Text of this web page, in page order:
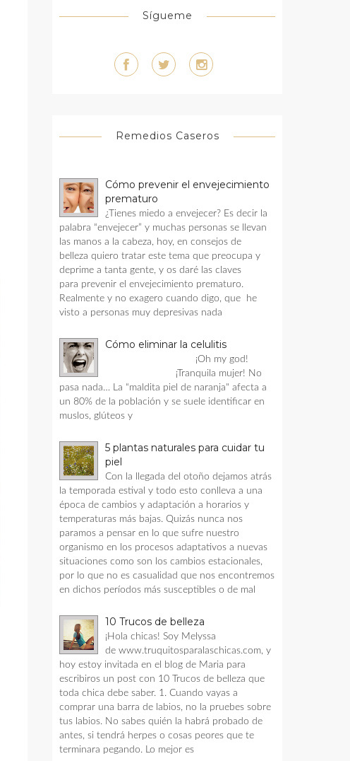
Sígueme
Remedios Caseros
Cómo prevenir el envejecimiento
prematuro
¿Tienes miedo a envejecer? Es decir la
palabra “envejecer” y muchas personas se llevan
las manos a la cabeza, hoy, en consejos de
belleza quiero tratar este tema que preocupa y
deprime a tanta gente, y os daré las claves
para prevenir el envejecimiento prematuro.
Realmente y no exagero cuando digo, que he
visto a personas muy depresivas nada
Cómo eliminar la celulitis
¡Oh my god!
¡Tranquila mujer! No
pasa nada… La “maldita piel de naranja" afecta a
un 80% de la población y se suele identificar en
muslos, glúteos y
5 plantas naturales para cuidar tu
piel
Con la llegada del otoño dejamos atrás
la temporada estival y todo esto conlleva a una
época de cambios y adaptación a horarios y
temperaturas más bajas. Quizás nunca nos
paramos a pensar en lo que sufre nuestro
organismo en los procesos adaptativos a nuevas
situaciones como son los cambios estacionales,
por lo que no es casualidad que nos encontremos
en dichos períodos más susceptibles o de mal
10 Trucos de belleza
¡Hola chicas! Soy Melyssa
de www.truquitosparalaschicas.com, y
hoy estoy invitada en el blog de Maria para
escribiros un post con 10 Trucos de belleza que
toda chica debe saber. 1. Cuando vayas a
comprar una barra de labios, no la pruebes sobre
tus labios. No sabes quién la habrá probado de
antes, si tendrá herpes o cosas peores que te
terminara pegando. Lo mejor es